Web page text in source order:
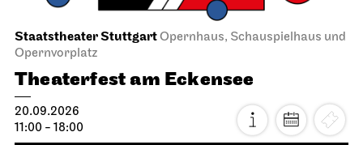
Staatstheater StuttgartOpernhaus, Schauspielhaus und
Opernvorplatz
Theaterfest am Eckensee
20.09.2026
11:00 - 18:00